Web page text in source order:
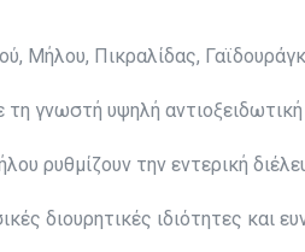
Μήλου, Πικραλίδας,
γνωστή υψηλή αντιοξειδωτική
ρυθμίζουν την εντερική
διουρητικές ιδιότητες και